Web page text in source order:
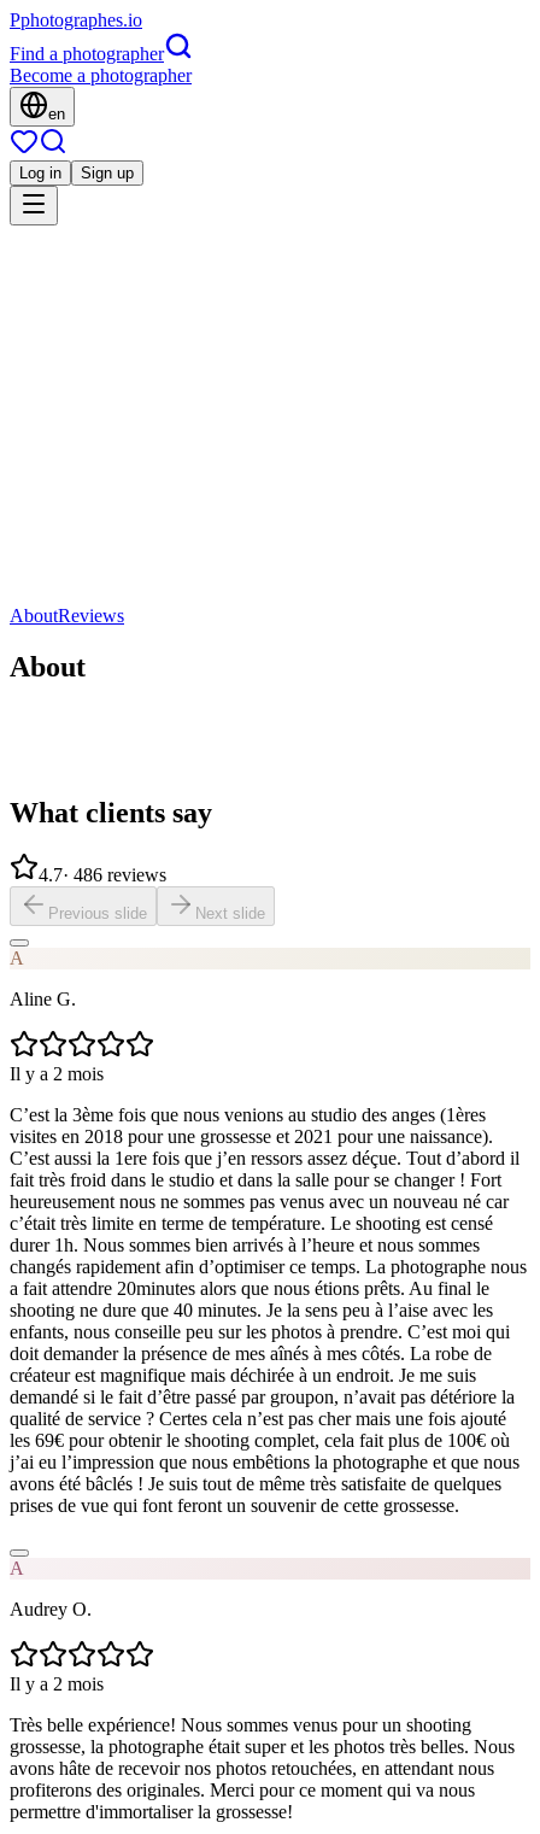
Pphotographes.io
Find a photographer
Become a photographer
en
Log in Sign up
Share
AboutReviews
About
What clients say
4.7· 486 reviews
Previous slide Next slide
A
Aline G.
Il y a 2 mois
C’est la 3ème fois que nous venions au studio des anges (1ères
visites en 2018 pour une grossesse et 2021 pour une naissance).
C’est aussi la 1ere fois que j’en ressors assez déçue. Tout d’abord il
fait très froid dans le studio et dans la salle pour se changer ! Fort
heureusement nous ne sommes pas venus avec un nouveau né car
c’était très limite en terme de température. Le shooting est censé
durer 1h. Nous sommes bien arrivés à l’heure et nous sommes
changés rapidement afin d’optimiser ce temps. La photographe nous
a fait attendre 20minutes alors que nous étions prêts. Au final le
shooting ne dure que 40 minutes. Je la sens peu à l’aise avec les
enfants, nous conseille peu sur les photos à prendre. C’est moi qui
doit demander la présence de mes aînés à mes côtés. La robe de
créateur est magnifique mais déchirée à un endroit. Je me suis
demandé si le fait d’être passé par groupon, n’avait pas détériore la
qualité de service ? Certes cela n’est pas cher mais une fois ajouté
les 69€ pour obtenir le shooting complet, cela fait plus de 100€ où
j’ai eu l’impression que nous embêtions la photographe et que nous
avons été bâclés ! Je suis tout de même très satisfaite de quelques
prises de vue qui font feront un souvenir de cette grossesse.
A
Audrey O.
Il y a 2 mois
Très belle expérience! Nous sommes venus pour un shooting
grossesse, la photographe était super et les photos très belles. Nous
avons hâte de recevoir nos photos retouchées, en attendant nous
profiterons des originales. Merci pour ce moment qui va nous
permettre d'immortaliser la grossesse!